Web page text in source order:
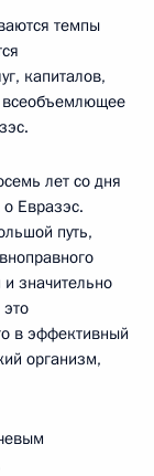
темпы
капиталов,
всеобъемлющее
лет со дня
Евразэс.
путь,
значительно
в эффективный
организм,